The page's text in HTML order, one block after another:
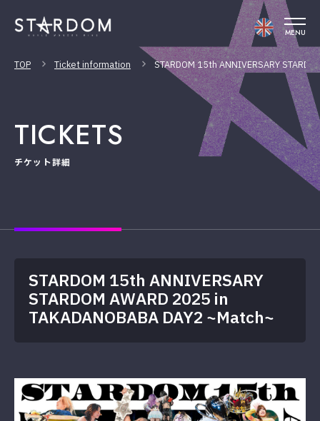
MENU
TOP Ticket information STARDOM 15th ANNIVERSARY
TICKETS
チケット詳細
STARDOM 15th ANNIVERSARY
STARDOM AWARD 2025 in
TAKADANOBABA DAY2 ~Match~